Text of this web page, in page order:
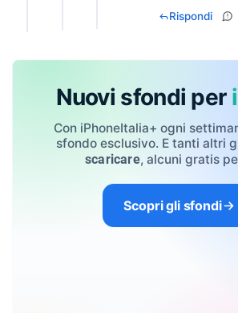
Rispondi
Nuovi sfondi per
Con iPhoneItalia+ ogni
sfondo esclusivo. E tanti altri
scaricare, alcuni gratis
Scopri gli sfondi